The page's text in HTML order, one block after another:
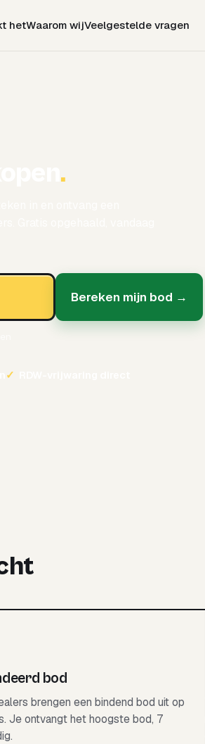
hetWaarom wijVeelgestelde vragen
.
Bereken mijn bod →
✓
bod
brengen een bindend bod uit op
Je ontvangt het hoogste bod, 7